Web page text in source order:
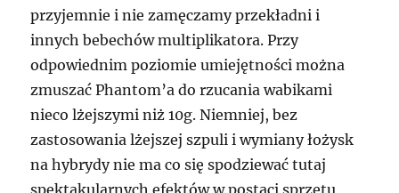
przyjemnie i nie zamęczamy przekładni i
innych bebechów multiplikatora. Przy
odpowiednim poziomie umiejętności można
zmuszać Phantom’a do rzucania wabikami
nieco lżejszymi niż 10g. Niemniej, bez
zastosowania lżejszej szpuli i wymiany łożysk
na hybrydy nie ma co się spodziewać tutaj
spektakularnych efektów w postaci sprzętu